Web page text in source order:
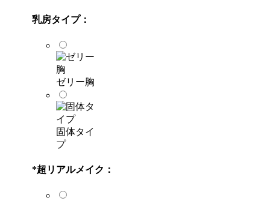
乳房タイプ：
ゼリー胸
固体タイ
プ
*超リアルメイク：